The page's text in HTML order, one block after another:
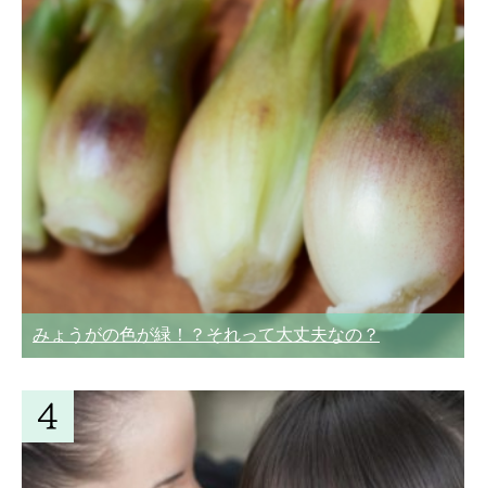
みょうがの色が緑！？それって大丈夫なの？